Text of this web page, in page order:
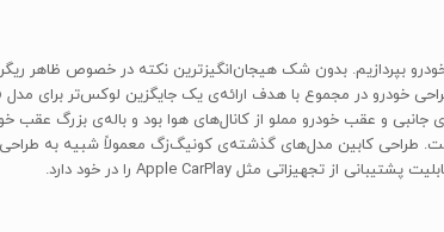
بپردازیم. بدون شک هیجان‌انگیزترین نکته در خصوص ظاهر
خودرو در مجموع با هدف ارائه‌ی یک جایگزین لوکس‌تر برای مدل
و عقب خودرو مملو از کانال‌های هوا بود و باله‌ی بزرگ عقب
است. طراحی کابین مدل‌های گذشته‌ی کونیگ‌زگ معمولاً شبیه به